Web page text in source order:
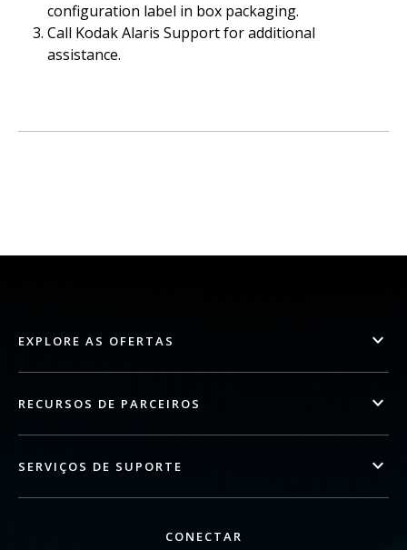
configuration label in box packaging.
Call Kodak Alaris Support for additional
assistance.
EXPLORE AS OFERTAS
RECURSOS DE PARCEIROS
SERVIÇOS DE SUPORTE
CONECTAR